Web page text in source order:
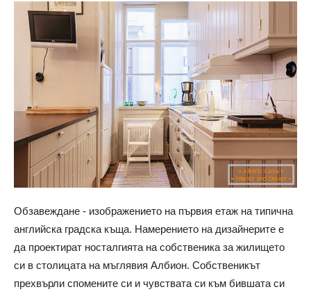
Обзавеждане - изображението на първия етаж на типична
английска градска къща. Намерението на дизайнерите е
да проектират носталгията на собственика за жилището
си в столицата на мъглявия Албион. Собственикът
прехвърли спомените си и чувствата си към бившата си